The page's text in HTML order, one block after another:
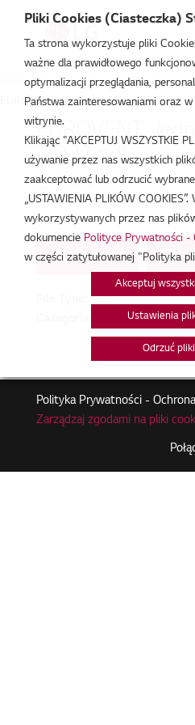
Strefa Klimatyzacji /Certyfikat Eurovent
EUROVENT_Jednostki_MU_10.2021.pdf
.2021.pdf
lut 18, 2026
Pobierz
pdf
Certyfikat
Polityka Prywatności -
Zarządzaj zgodami na pliki
Pliki Cookies (Ciasteczka)
Ta strona wykorzystuje pliki
ważne dla prawidłowego
optymalizacji przeglądania,
Państwa zainteresowaniami oraz
witrynie.
Klikając "AKCEPTUJ WSZYSTKIE
używanie przez nas wszystkich
zaakceptować lub odrzucić
„USTAWIENIA PLIKÓW
wykorzystywanych przez nas
dokumencie Polityce Prywatności -
w części zatytułowanej "Polityka
Akceptuj
Ustawienia
Odrzuć